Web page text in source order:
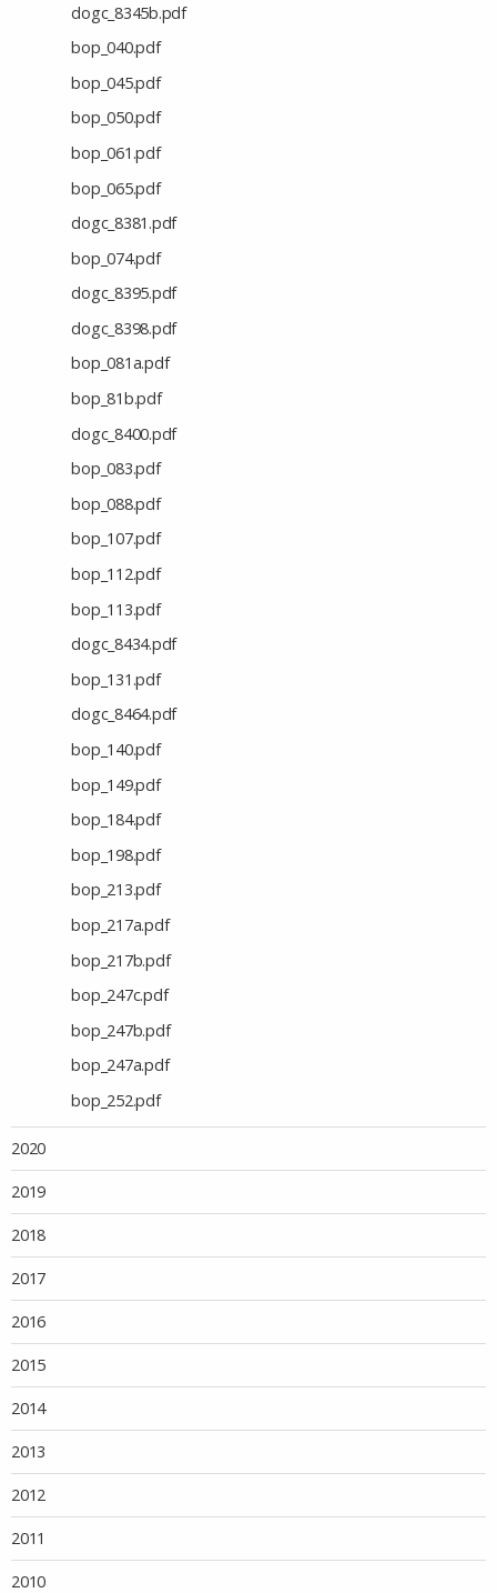
dogc_8345b.pdf
bop_040.pdf
bop_045.pdf
bop_050.pdf
bop_061.pdf
bop_065.pdf
dogc_8381.pdf
bop_074.pdf
dogc_8395.pdf
dogc_8398.pdf
bop_081a.pdf
bop_81b.pdf
dogc_8400.pdf
bop_083.pdf
bop_088.pdf
bop_107.pdf
bop_112.pdf
bop_113.pdf
dogc_8434.pdf
bop_131.pdf
dogc_8464.pdf
bop_140.pdf
bop_149.pdf
bop_184.pdf
bop_198.pdf
bop_213.pdf
bop_217a.pdf
bop_217b.pdf
bop_247c.pdf
bop_247b.pdf
bop_247a.pdf
bop_252.pdf
2020
2019
2018
2017
2016
2015
2014
2013
2012
2011
2010